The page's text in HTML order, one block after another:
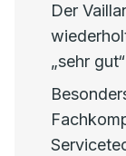
Der
„sehr